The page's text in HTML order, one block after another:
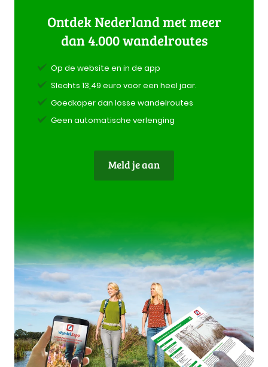
Ontdek Nederland met meer
dan 4.000 wandelroutes
Op de website en in de app
Slechts 13,49 euro voor een heel jaar.
Goedkoper dan losse wandelroutes
Geen automatische verlenging
Meld je aan